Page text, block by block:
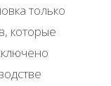
только
которые